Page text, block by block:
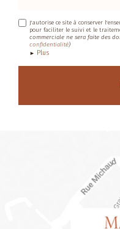
J'autorise ce site à conserver
pour faciliter le suivi et le
commerciale ne sera faite des
confidentialité)
Plus